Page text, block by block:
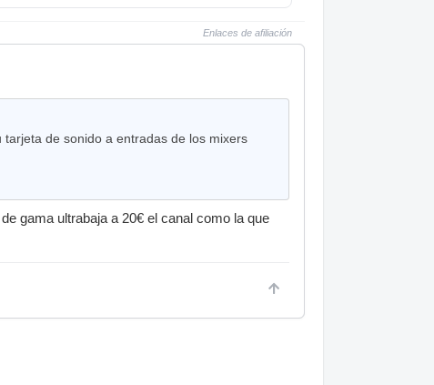
Enlaces de afiliación
de sonido a entradas de los mixers
gama ultrabaja a 20€ el canal como la que